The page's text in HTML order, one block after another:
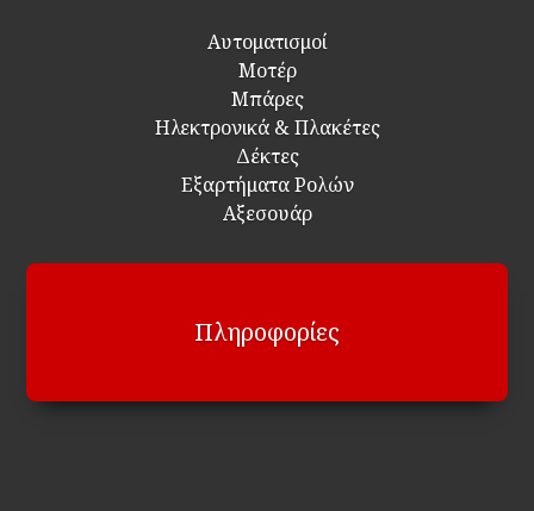
Αυτοματισμοί
Μοτέρ
Μπάρες
Ηλεκτρονικά & Πλακέτες
Δέκτες
Εξαρτήματα Ρολών
Αξεσουάρ
Πληροφορίες